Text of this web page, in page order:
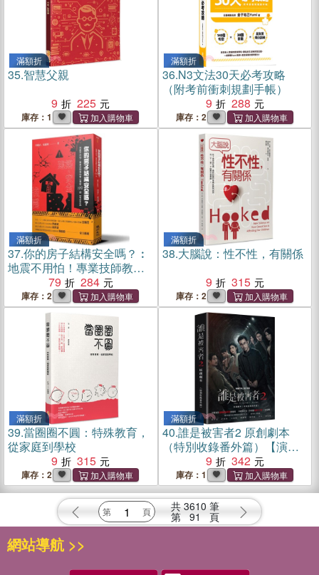
滿額折
35.智慧父親
9
225
庫存：1
滿額折
36.N3文法30天必考攻略
（附考前衝刺規劃手帳）
9
288
庫存：2
滿額折
37.你的房子結構安全嗎？︰
地震不用怕！專業技師教你
安心購屋100問（增訂新版）
79 284
庫存：2
滿額折
38.大腦說：性不性，有關係
9
315
庫存：2
滿額折
39.當圈圈不圓：特殊教育，
從家庭到學校
9
315
庫存：2
滿額折
40.誰是被害者2 原創劇本
（特別收錄番外篇）【演員
隨機親簽版】
9 342
庫存：1
共 3610 筆
第 91 頁
網站導航 >>